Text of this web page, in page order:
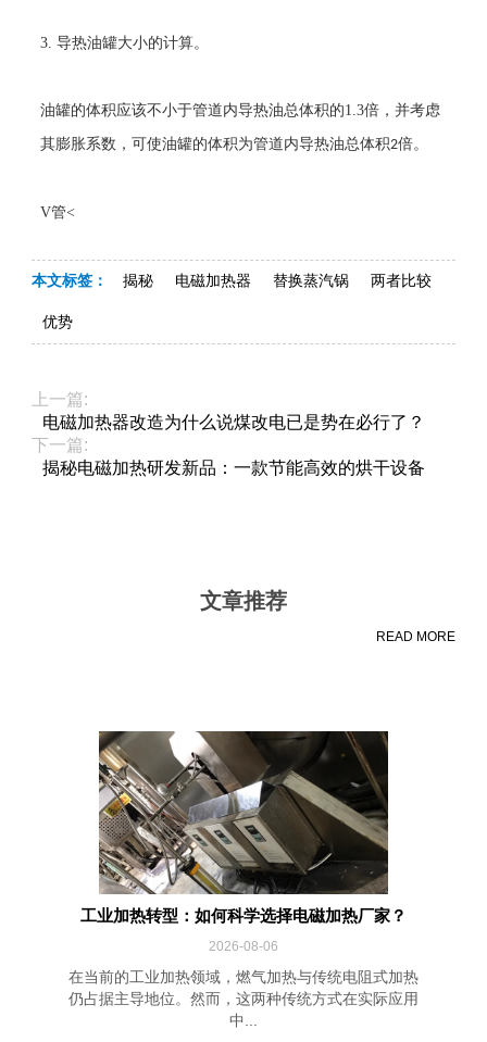
3.导热油罐大小的计算。
油罐的体积应该不小于管道内导热油总体积的1.3倍，并考虑
其膨胀系数，可使油罐的体积为管道内导热油总体积2倍。
V管<
本文标签： 揭秘 电磁加热器 替换蒸汽锅 两者比较
优势
上一篇:
电磁加热器改造为什么说煤改电已是势在必行了？
下一篇:
揭秘电磁加热研发新品：一款节能高效的烘干设备
文章推荐
READ MORE
工业加热转型：如何科学选择电磁加热厂家？
2026-08-06
在当前的工业加热领域，燃气加热与传统电阻式加热
仍占据主导地位。然而，这两种传统方式在实际应用
中...